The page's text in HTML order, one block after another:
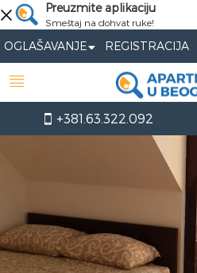
Preuzmite aplikaciju
Smeštaj na dohvat ruke!
OGLAŠAVANJE REGISTRACIJA
+381.63.322.092